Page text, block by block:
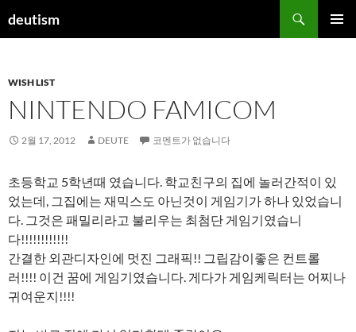
텐
건
너
뛰
기
deutism
색
WISH LIST
NINTENDO FAMICOM
2월 17, 2012 DEUTE 코멘트가 없습니다
초등학교 5학년때 였습니다. 학교친구의 집에 놀러간적이 있
었는데, 그집에는 재믹스도 아닌것이 게임기가 하나 있었습니
다. 그것은 패밀리라고 불리우는 최첨단 게임기였습니
다!!!!!!!!!!!!
간결한 외관디자인에 멋진 그래픽!! 그립감이좋은 컨트롤
러!!!! 이건 꿈에 게임기였습니다. 게다가 게임케릭터는 어찌나
귀여운지!!!!